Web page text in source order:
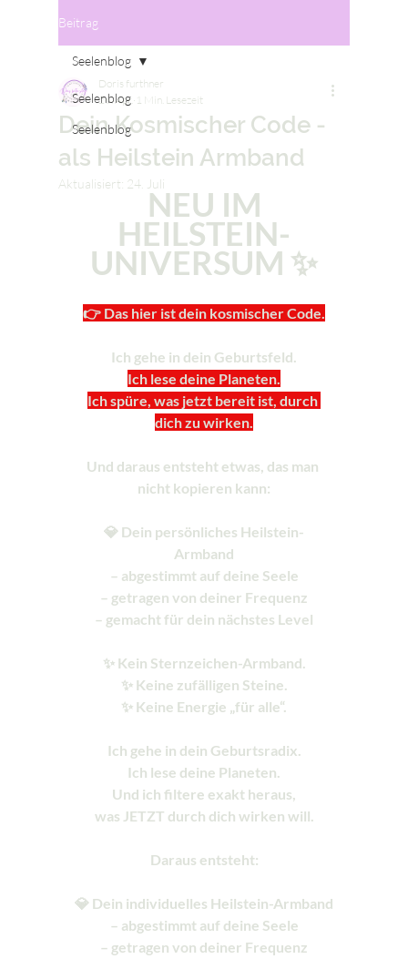
Beitrag
Seelenblog
Seelenblog
Seelenblog
Dein Kosmischer Code -
als Heilstein Armband
Doris furthner
26. Apr. 1 Min. Lesezeit
Aktualisiert: 24. Juli
HEILSTEIN-
UNIVERSUM ✨
👉 Das hier ist dein kosmischer Code.
Ich gehe in dein Geburtsfeld.
Ich lese deine Planeten.
Ich spüre, was jetzt bereit ist, durch
dich zu wirken.
Und daraus entsteht etwas, das man
nicht kopieren kann:
💎 Dein persönliches Heilstein-
Armband
– abgestimmt auf deine Seele
– getragen von deiner Frequenz
– gemacht für dein nächstes Level
✨ Kein Sternzeichen-Armband.
✨ Keine zufälligen Steine.
✨ Keine Energie „für alle“.
Ich gehe in dein Geburtsradix.
Ich lese deine Planeten.
Und ich filtere exakt heraus,
was JETZT durch dich wirken will.
Daraus entsteht:
💎 Dein individuelles Heilstein-Armband
– abgestimmt auf deine Seele
– getragen von deiner Frequenz